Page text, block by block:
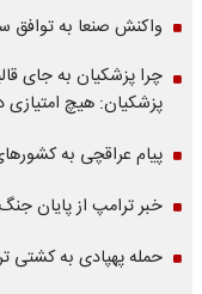
واکنش صنعا به توافق
چرا پزشکیان به جای
پزشکیان: هیچ امتیازی
پیام عراقچی به
خبر ترامپ از پایان
حمله پهپادی به کشتی